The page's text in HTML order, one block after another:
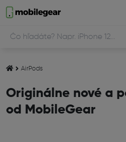
AirPods
Originálne nové a
od MobileGear